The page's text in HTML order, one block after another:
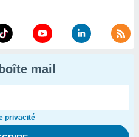
mail
privacité